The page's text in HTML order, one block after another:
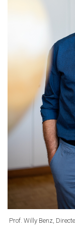
Prof. Willy Benz,